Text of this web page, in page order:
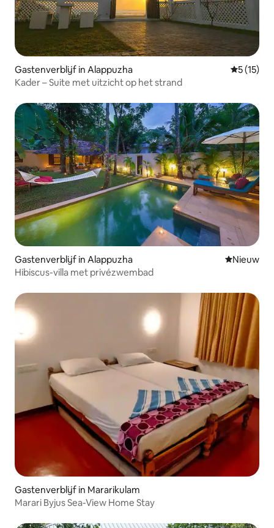
Gastenverblijf in Alappuzha
5 (15)
Kader – Suite met uitzicht op het strand
Gastenverblijf in Alappuzha Nieuwe
Nieuw
Hibiscus-villa met privézwembad
Gastenverblijf in Mararikulam
Marari Byjus Sea-View Home Stay